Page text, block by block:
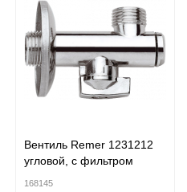
Вентиль Remer 1231212
угловой, с фильтром
168145